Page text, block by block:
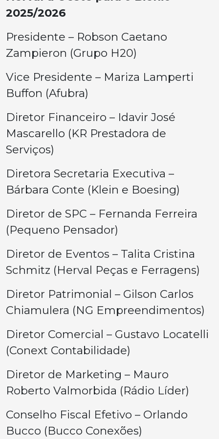
2025/2026
Presidente – Robson Caetano
Zampieron (Grupo H20)
Vice Presidente – Mariza Lamperti
Buffon (Afubra)
Diretor Financeiro – Idavir José
Mascarello (KR Prestadora de
Serviços)
Diretora Secretaria Executiva –
Bárbara Conte (Klein e Boesing)
Diretor de SPC – Fernanda Ferreira
(Pequeno Pensador)
Diretor de Eventos – Talita Cristina
Schmitz (Herval Peças e Ferragens)
Diretor Patrimonial – Gilson Carlos
Chiamulera (NG Empreendimentos)
Diretor Comercial – Gustavo Locatelli
(Conext Contabilidade)
Diretor de Marketing – Mauro
Roberto Valmorbida (Rádio Líder)
Conselho Fiscal Efetivo – Orlando
Bucco (Bucco Conexões)